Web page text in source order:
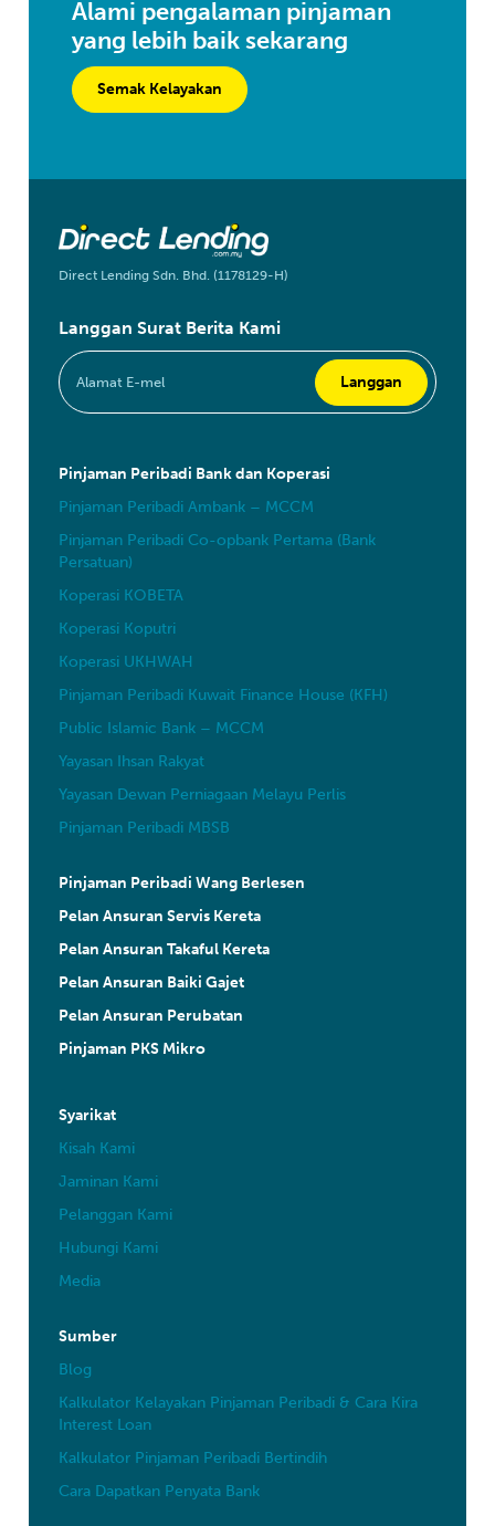
Alami pengalaman pinjaman
yang lebih baik sekarang
Semak Kelayakan
Direct Lending Sdn. Bhd. (1178129-H)
Langgan Surat Berita Kami
Pinjaman Peribadi Bank dan Koperasi
Pinjaman Peribadi Ambank – MCCM
Pinjaman Peribadi Co-opbank Pertama (Bank
Persatuan)
Koperasi KOBETA
Koperasi Koputri
Koperasi UKHWAH
Pinjaman Peribadi Kuwait Finance House (KFH)
Public Islamic Bank – MCCM
Yayasan Ihsan Rakyat
Yayasan Dewan Perniagaan Melayu Perlis
Pinjaman Peribadi MBSB
Syarikat
Kisah Kami
Jaminan Kami
Pelanggan Kami
Hubungi Kami
Media
Pinjaman Peribadi Wang Berlesen
Pelan Ansuran Servis Kereta
Pelan Ansuran Takaful Kereta
Pelan Ansuran Baiki Gajet
Pelan Ansuran Perubatan
Pinjaman PKS Mikro
Sumber
Blog
Kalkulator Kelayakan Pinjaman Peribadi & Cara Kira
Interest Loan
Kalkulator Pinjaman Peribadi Bertindih
Cara Dapatkan Penyata Bank